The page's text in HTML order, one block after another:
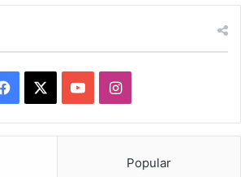
Facebook YouTubeInstagram
Popular